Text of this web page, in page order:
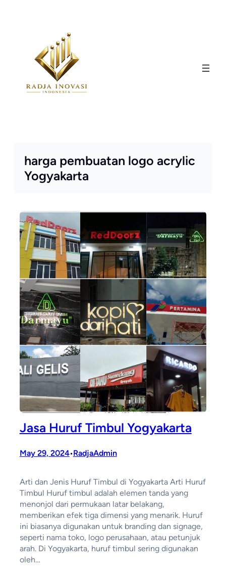
harga pembuatan logo acrylic
Yogyakarta
Jasa Huruf Timbul Yogyakarta
May 29, 2024•RadjaAdmin
Arti dan Jenis Huruf Timbul di Yogyakarta Arti Huruf
Timbul Huruf timbul adalah elemen tanda yang
menonjol dari permukaan latar belakang,
memberikan efek tiga dimensi yang menarik. Huruf
ini biasanya digunakan untuk branding dan signage,
seperti nama toko, logo perusahaan, atau petunjuk
arah. Di Yogyakarta, huruf timbul sering digunakan
oleh…